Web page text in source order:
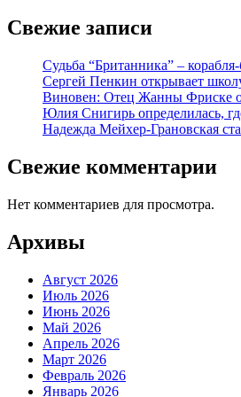
Свежие записи
Судьба “Британника” –
Сергей Пенкин открывает
Виновен: Отец Жанны Фриске
Юлия Снигирь определилась,
Надежда Мейхер-Грановская
Свежие комментарии
Нет комментариев для просмотра.
Архивы
Август 2026
Июль 2026
Июнь 2026
Май 2026
Апрель 2026
Март 2026
Февраль 2026
Январь 2026